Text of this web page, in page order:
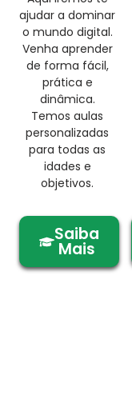
ajudar a dominar
o mundo digital.
Venha aprender
de forma fácil,
prática e
dinâmica.
Temos aulas
personalizadas
para todas as
idades e
objetivos.
Saiba
Mais